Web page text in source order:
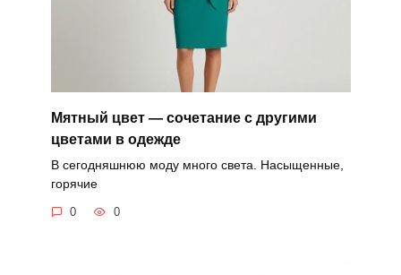
Мятный цвет — сочетание с другими
цветами в одежде
В сегодняшнюю моду много света. Насыщенные,
горячие
0 0